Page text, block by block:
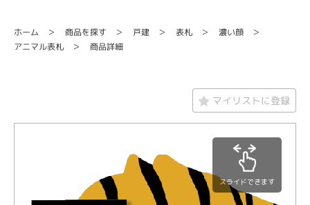
ホーム 商品を探す 戸建 表札 濃い顔
アニマル表札 商品詳細
マイリストに登録
スライドできます